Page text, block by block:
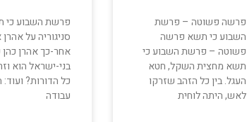
פרשה פשוטה – פרשת
השבוע כי תשא פרשה
פשוטה – פרשת השבוע כי
תשא מחצית השקל, חטא
העגל. בין כל הזהב שזרקו
לאש, היתה לוחית
פרשת השבוע כי
סניגוריה על
אחר-כך אהרן כהן
בני-ישראל הוא
כל הדורות?
עבודה